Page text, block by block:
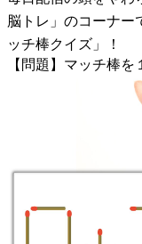
脳トレ」のコーナー
ッチ棒クイズ」！
【問題】マッチ棒